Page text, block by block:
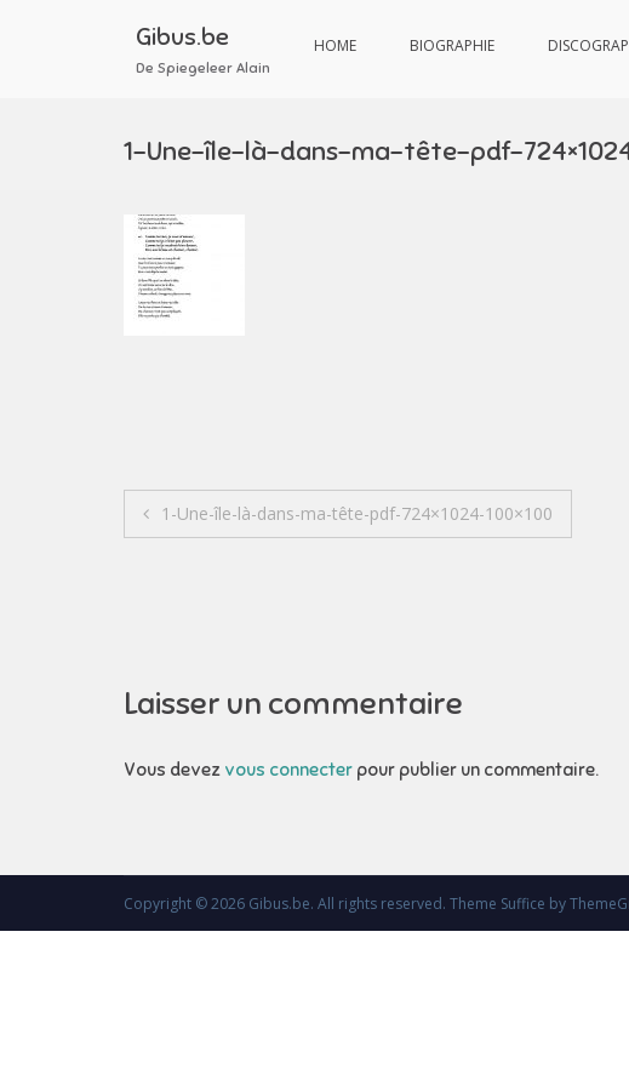
Gibus.be
De Spiegeleer Alain
HOME BIOGRAPHIE
1-Une-île-là-dans-ma-tête-pdf-
Navigation
1-Une-île-là-dans-ma-tête-pdf-724×1024-100×100
Laisser un commentaire
Vous devez vous connecter pour publier un commentaire.
Copyright © 2026 Gibus.be. All rights reserved. Theme Suffice by